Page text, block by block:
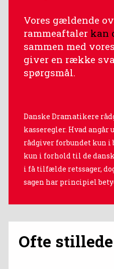
Vores gældende
rammeaftaler kan
sammen med
giver en række
spørgsmål.
Danske Dramatikere
kasseregler. Hvad
rådgiver forbundet kun i
kun i forhold til de
i få tilfælde retssager,
sagen har principiel
Ofte